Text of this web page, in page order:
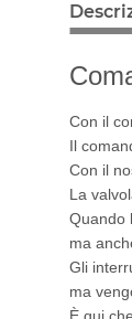
Con il
Il
Con il
La
Quando
ma
Gli
ma